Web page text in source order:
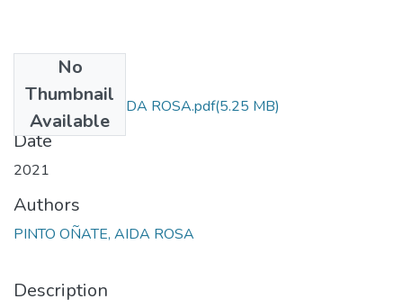
No
Thumbnail
Available
PINTO OÑATE AIDA ROSA.pdf(5.25 MB)
Date
2021
Authors
PINTO OÑATE, AIDA ROSA
Description